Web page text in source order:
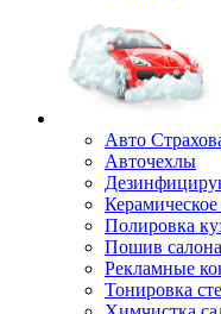
Авто
Авточехлы
Полировка
Пошив
Рекламные
Тонировка